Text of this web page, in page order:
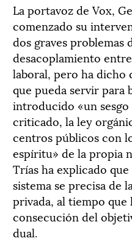
La portavoz de Vox,
comenzado su
dos graves problemas
desacoplamiento
laboral, pero ha dicho
que pueda servir para
introducido «un sesgo
criticado, la ley
centros públicos con
espíritu» de la propia
Trías ha explicado
sistema se precisa de
privada, al tiempo que
consecución del
dual.